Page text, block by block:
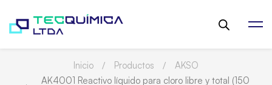
Inicio Productos
AKSO
AK4001 Reactivo líquido para cloro libre y total (150